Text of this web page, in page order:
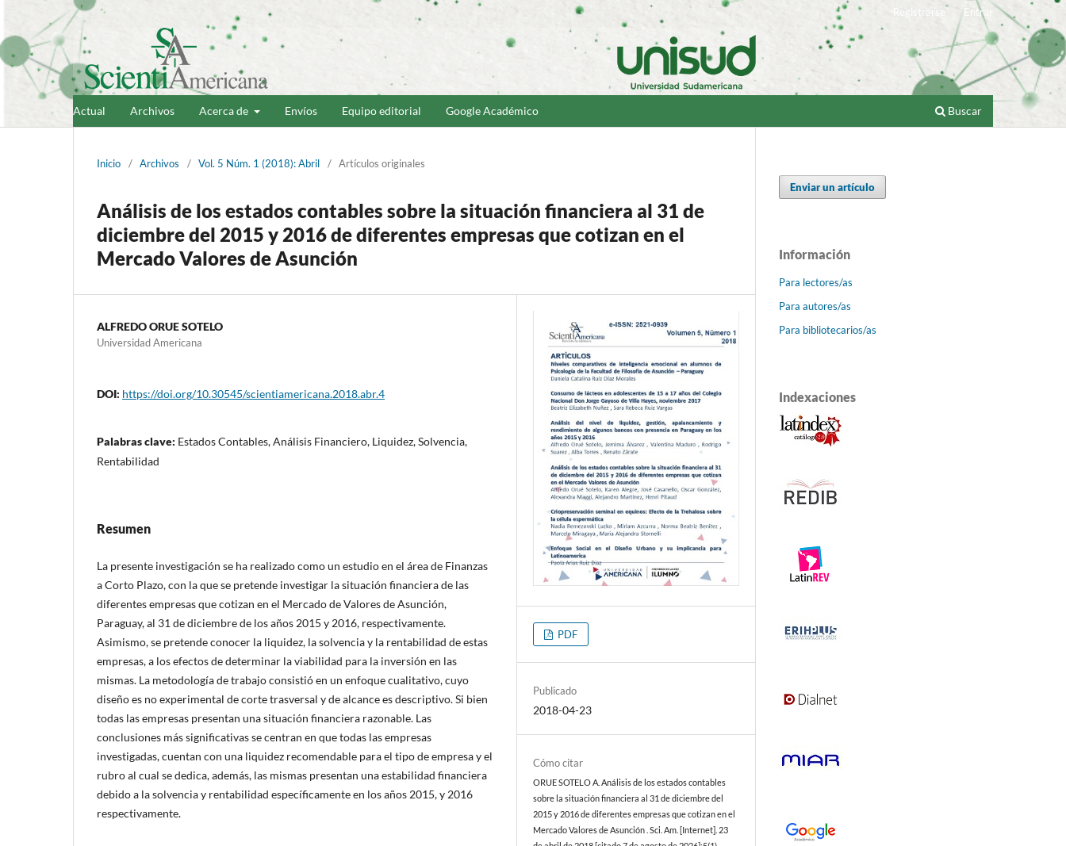
Actual Archivos Acerca de Envíos Equipo editorial Google Académico Buscar
Registrarse Entrar
Inicio / Archivos / Vol. 5 Núm. 1 (2018): Abril / Artículos originales
Análisis de los estados contables sobre la situación financiera al 31 de
diciembre del 2015 y 2016 de diferentes empresas que cotizan en el
Mercado Valores de Asunción
ALFREDO ORUE SOTELO
Universidad Americana
DOI: https://doi.org/10.30545/scientiamericana.2018.abr.4
Palabras clave: Estados Contables, Análisis Financiero, Liquidez, Solvencia,
Rentabilidad
Resumen
La presente investigación se ha realizado como un estudio en el área de Finanzas
a Corto Plazo, con la que se pretende investigar la situación financiera de las
diferentes empresas que cotizan en el Mercado de Valores de Asunción,
Paraguay, al 31 de diciembre de los años 2015 y 2016, respectivamente.
Asimismo, se pretende conocer la liquidez, la solvencia y la rentabilidad de estas
empresas, a los efectos de determinar la viabilidad para la inversión en las
mismas. La metodología de trabajo consistió en un enfoque cualitativo, cuyo
diseño es no experimental de corte trasversal y de alcance es descriptivo. Si bien
todas las empresas presentan una situación financiera razonable. Las
conclusiones más significativas se centran en que todas las empresas
investigadas, cuentan con una liquidez recomendable para el tipo de empresa y el
rubro al cual se dedica, además, las mismas presentan una estabilidad financiera
debido a la solvencia y rentabilidad específicamente en los años 2015, y 2016
respectivamente.
PDF
Publicado
2018-04-23
Cómo citar
ORUE SOTELO A. Análisis de los estados contables
sobre la situación financiera al 31 de diciembre del
2015 y 2016 de diferentes empresas que cotizan en el
Mercado Valores de Asunción . Sci. Am. [Internet]. 23
Enviar un artículo
Información
Para lectores/as
Para autores/as
Para bibliotecarios/as
Indexaciones